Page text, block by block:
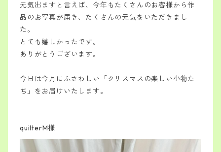
元気出ますと言えば、今年もたくさんのお客様から作
品のお写真が届き、たくさんの元気をいただきまし
た。
とても嬉しかったです。
ありがとうございます。
今日は今月にふさわしい「クリスマスの楽しい小物た
ち」をお届けいたします。
quilterM様